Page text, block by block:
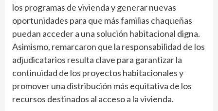
los programas de vivienda y generar nuevas
oportunidades para que más familias chaqueñas
puedan acceder a una solución habitacional digna.
Asimismo, remarcaron que la responsabilidad de los
adjudicatarios resulta clave para garantizar la
continuidad de los proyectos habitacionales y
promover una distribución más equitativa de los
recursos destinados al acceso a la vivienda.